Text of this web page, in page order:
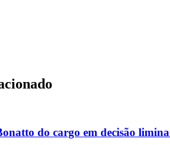
do cargo em decisão